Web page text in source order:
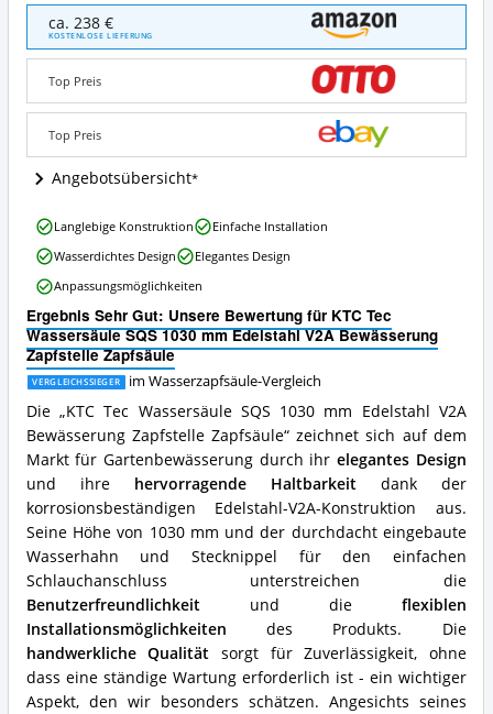
KTC
Tec
Wassersäule
SQS
1030
mm
Edelstahl
V2A
Bewässerung
Zapfstelle
Angebote:
Wo
ist
diese
Wasserzapfsäule
erhältlich?
ca. 238 €
KOSTENLOSE LIEFERUNG
Top Preis
Top Preis
Angebotsübersicht
Ergebnis Sehr Gut: Unsere Bewertung für KTC Tec
Wassersäule SQS 1030 mm Edelstahl V2A Bewässerung
Zapfstelle Zapfsäule
VERGLEICHSSIEGER im Wasserzapfsäule-Vergleich
Die „KTC Tec Wassersäule SQS 1030 mm Edelstahl V2A
Bewässerung Zapfstelle Zapfsäule“ zeichnet sich auf dem
Markt für Gartenbewässerung durch ihrelegantes Design
und ihre hervorragende Haltbarkeitdank der
korrosionsbeständigen Edelstahl-V2A-Konstruktion aus.
Seine Höhe von 1030 mm und der durchdacht eingebaute
Wasserhahn und Stecknippel für den einfachen
Schlauchanschluss unterstreichen die
Benutzerfreundlichkeitund die flexiblen
Installationsmöglichkeiten des Produkts. Die
handwerkliche Qualität sorgt für Zuverlässigkeit, ohne
dass eine ständige Wartung erforderlich ist - ein wichtiger
Aspekt, den wir besonders schätzen. Angesichts seines
KTC
Tec
Wassersäule
SQS
1030
mm
Edelstahl
V2A
Bewässerung
Zapfstelle
Zapfsäule
Vorteile:
Was
spricht
für
diese
Wasserzapfsäule?
Langlebige Konstruktion
Einfache Installation
Wasserdichtes Design
Elegantes Design
Anpassungsmöglichkeiten